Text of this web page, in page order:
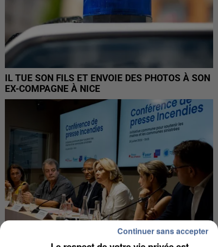
IL TUE SON FILS ET ENVOIE DES PHOTOS À SON
EX-COMPAGNE À NICE
Continuer sans accepter